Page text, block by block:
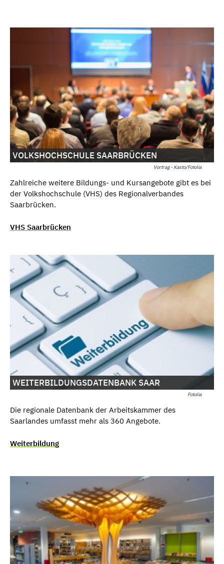
Vortrag - Kasto/Fotolia
VOLKSHOCHSCHULE SAARBRÜCKEN
Zahlreiche weitere Bildungs- und Kursangebote gibt es bei
der Volkshochschule (VHS) des Regionalverbandes
Saarbrücken.
VHS Saarbrücken
Fotolia
WEITERBILDUNGSDATENBANK SAAR
Die regionale Datenbank der Arbeitskammer des
Saarlandes umfasst mehr als 360 Angebote.
Weiterbildung